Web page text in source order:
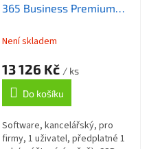
365 Business Premium
předpl. 1 rok, vyúčtování
přístupu)
Není skladem
13 126 Kč / ks
Do košíku
Software, kancelářský, pro
firmy, 1 uživatel, předplatné 1